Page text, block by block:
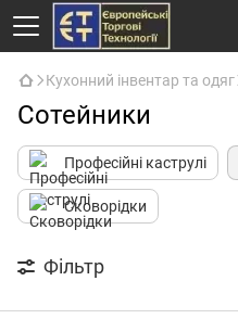
Кухонний інвентар та одяг
Сотейники
Професійні каструлі
Сковорідки
Фільтр